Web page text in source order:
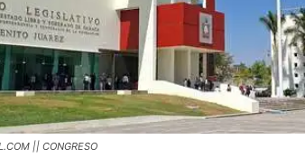
|| CONGRESO